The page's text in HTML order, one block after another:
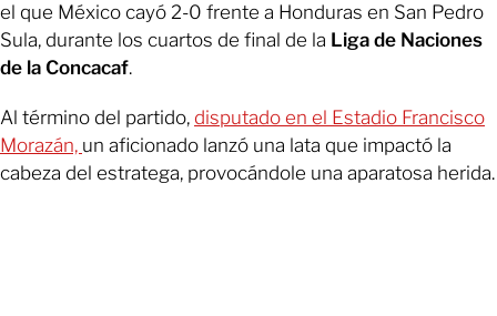
el que México cayó 2-0 frente a Honduras en San Pedro
Sula, durante los cuartos de final de la Liga de Naciones
de la Concacaf.
Al término del partido, disputado en el Estadio Francisco
Morazán, un aficionado lanzó una lata que impactó la
cabeza del estratega, provocándole una aparatosa herida.